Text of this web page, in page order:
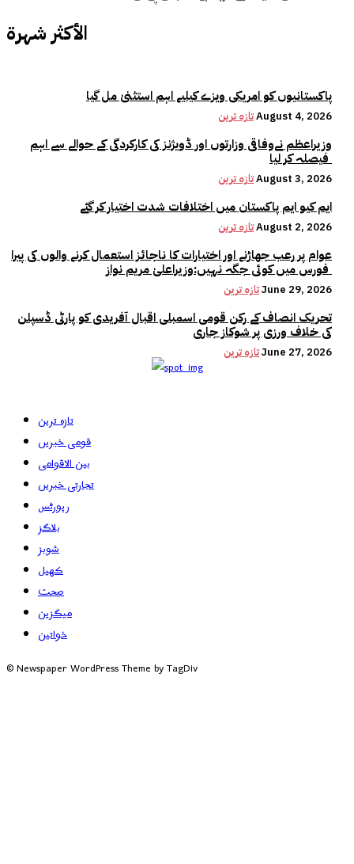
الأكثر شهرة
پاکستانیوں کو امریکی ویزے کیلیے اہم استثنیٰ مل گیا
تازہ ترینAugust 4, 2026
وزیراعظم نےوفاقی وزارتوں اور ڈویژنز کی کارکردگی کے حوالے سے اہم
تازہ ترینAugust 3, 2026
ایم کیو ایم پاکستان میں اختلافات شدت اختیار کر گئے
تازہ ترینAugust 2, 2026
عوام پر رعب جھاڑنے اور اختیارات کا ناجائز استعمال کرنے والوں کی پیرا
تازہ ترینJune 29, 2026
تحریک انصاف کے رکن قومی اسمبلی اقبال آفریدی کو پارٹی ڈسپلن
کی خلاف ورزی پر شوکاز جاری
تازہ ترینJune 27, 2026
تازہ ترین
قومی خبریں
بین الاقوامی
تجارتی خبریں
رپورٹس
بلاگز
شوبز
کھیل
صحت
میگزین
خواتین
© Newspaper WordPress Theme by TagDiv